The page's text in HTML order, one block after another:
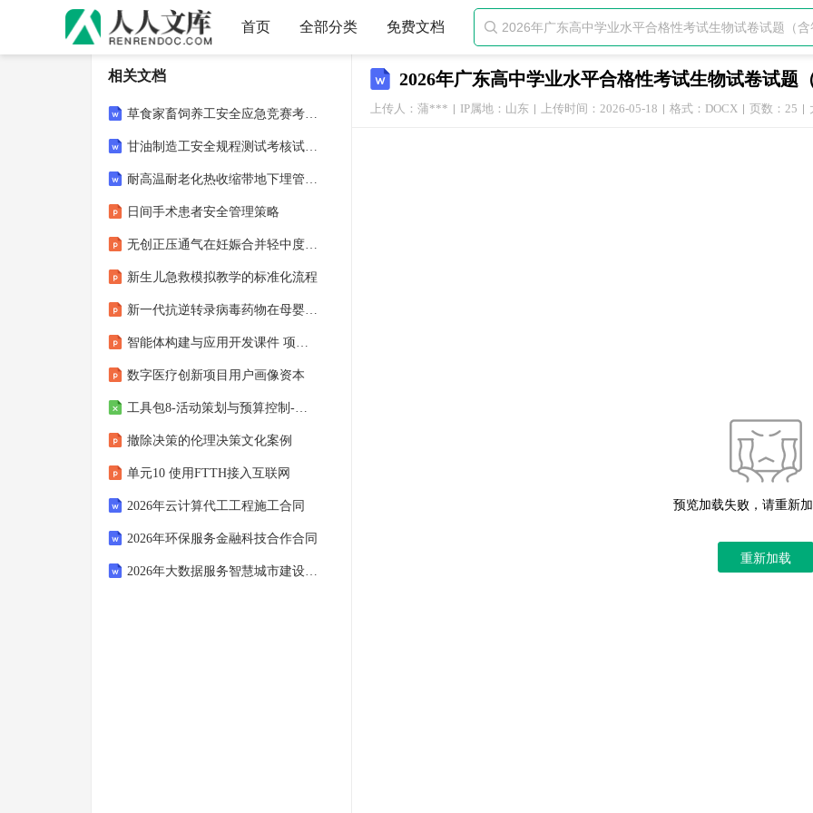
首页 全部分类 免费文档 
2026年广东高中学业水平合格性考试生物试卷试题
上传人：蒲*** IP属地：山东 上传时间：2026-05-18 格式：DOCX 页数：25
预览加载失败，请重新
重新加载
相关文档
草食家畜饲养工安全应急竞赛考核试卷含答案
甘油制造工安全规程测试考核试卷含答案
耐高温耐老化热收缩带地下埋管使用寿命
日间手术患者安全管理策略
无创正压通气在妊娠合并轻中度肌无力中的应用
新生儿急救模拟教学的标准化流程
新一代抗逆转录病毒药物在母婴阻断中的应用前景
智能体构建与应用开发课件 项目3 熟悉LangChain开发基础
数字医疗创新项目用户画像资本
工具包8-活动策划与预算控制-各项预算与实际+差异、完成率、超支标红+活动进度看板
撤除决策的伦理决策文化案例
单元10 使用FTTH接入互联网
2026年云计算代工工程施工合同
2026年环保服务金融科技合作合同
2026年大数据服务智慧城市建设合同